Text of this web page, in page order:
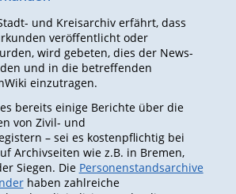
und Kreisarchiv erfährt, dass
veröffentlicht oder
wird gebeten, dies der News-
und in die betreffenden
einzutragen.
bereits einige Berichte über die
von Zivil- und
– sei es kostenpflichtig bei
Archivseiten wie z.B. in Bremen,
Siegen. Die Personenstandsarchive
haben zahlreiche